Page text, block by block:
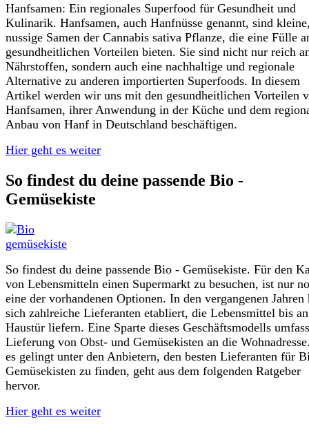
Hanfsamen: Ein regionales Superfood für Gesundheit und
Kulinarik. Hanfsamen, auch Hanfnüsse genannt, sind
nussige Samen der Cannabis sativa Pflanze, die eine Fülle
gesundheitlichen Vorteilen bieten. Sie sind nicht nur reich
Nährstoffen, sondern auch eine nachhaltige und regionale
Alternative zu anderen importierten Superfoods. In diesem
Artikel werden wir uns mit den gesundheitlichen Vorteilen
Hanfsamen, ihrer Anwendung in der Küche und dem
Anbau von Hanf in Deutschland beschäftigen.
Hier geht es weiter
So findest du deine passende Bio -
Gemüsekiste
So findest du deine passende Bio - Gemüsekiste. Für den
von Lebensmitteln einen Supermarkt zu besuchen, ist nur
eine der vorhandenen Optionen. In den vergangenen Jahren
sich zahlreiche Lieferanten etabliert, die Lebensmittel bis
Haustür liefern. Eine Sparte dieses Geschäftsmodells
Lieferung von Obst- und Gemüsekisten an die
es gelingt unter den Anbietern, den besten Lieferanten für
Gemüsekisten zu finden, geht aus dem folgenden Ratgeber
hervor.
Hier geht es weiter